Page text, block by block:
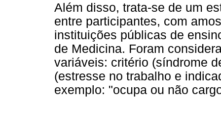
Além disso, trata-se de um
entre participantes, com
instituições públicas de
de Medicina. Foram
variáveis: critério (síndrome
(estresse no trabalho e
exemplo: "ocupa ou não